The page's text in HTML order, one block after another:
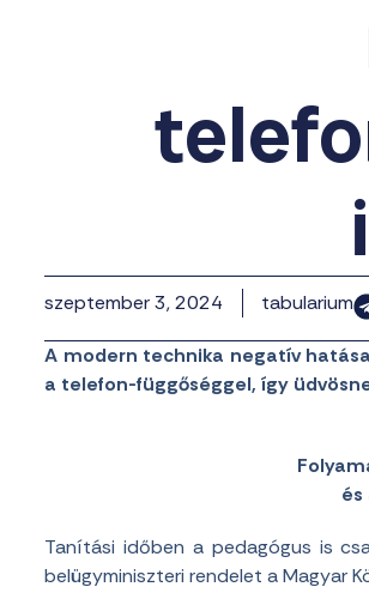
szeptember 3, 2024 tabularium
A modern technika negatív
a telefon-függőséggel, így
és
Tanítási időben a pedagógus is
belügyminiszteri rendelet a Magyar